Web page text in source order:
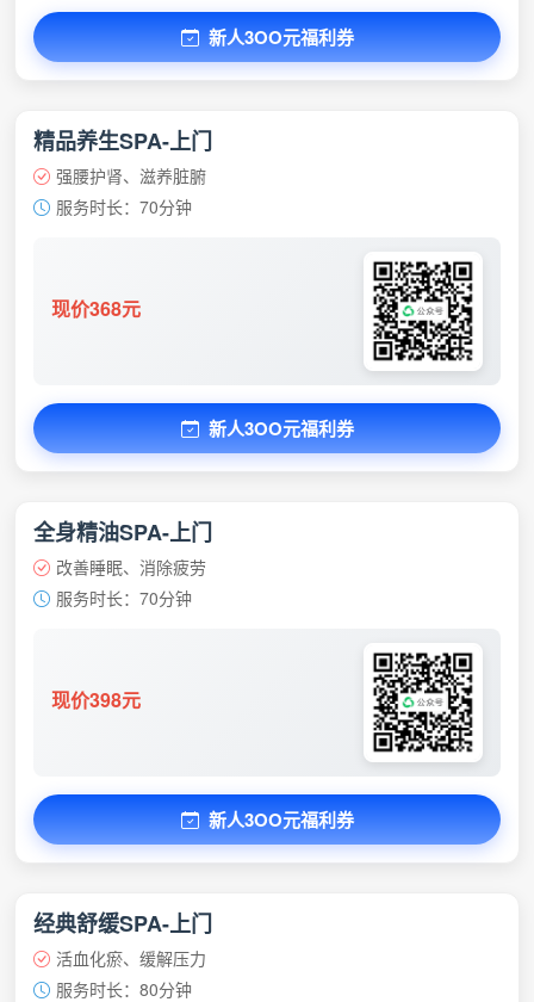
新人3OO元福利券
精品养生SPA-上门
强腰护肾、滋养脏腑
服务时长：70分钟
现价368元
新人3OO元福利券
全身精油SPA-上门
改善睡眠、消除疲劳
服务时长：70分钟
现价398元
新人3OO元福利券
经典舒缓SPA-上门
活血化瘀、缓解压力
服务时长：80分钟